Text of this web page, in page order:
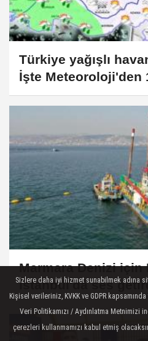
Türkiye yağışlı
İşte Meteoroloji'den
raporu
Marmara Denizi için
İstanbul'da ses
Sizlere daha iyi hizmet sunabilmek adına
Kişisel verileriniz, KVKK ve GDPR
Veri Politikamızı / Aydınlatma Metnimizi
çerezleri kullanmamızı kabul etmiş